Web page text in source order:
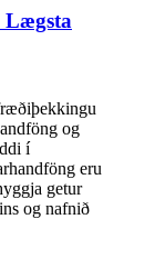
Lægsta
og
í
eru
getur
og nafnið